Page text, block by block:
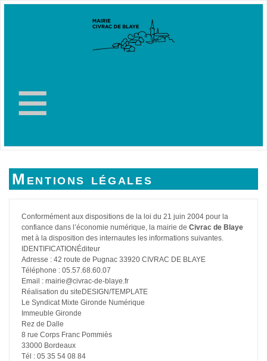
≡
Mentions légales
Conformément aux dispositions de la loi du 21 juin 2004 pour la
confiance dans l’économie numérique, la mairie de Civrac de Blaye
met à la disposition des internautes les informations suivantes.
IDENTIFICATIONÉditeur
Adresse : 42 route de Pugnac 33920 CIVRAC DE BLAYE
Téléphone : 05.57.68.60.07
Email : mairie@civrac-de-blaye.fr
Réalisation du siteDESIGN/TEMPLATE
Le Syndicat Mixte Gironde Numérique
Immeuble Gironde
Rez de Dalle
8 rue Corps Franc Pommiès
33000 Bordeaux
Tél : 05 35 54 08 84